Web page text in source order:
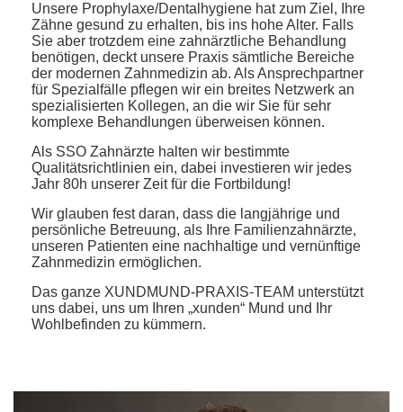
Unsere Prophylaxe/Dentalhygiene hat zum Ziel, Ihre
Zähne gesund zu erhalten, bis ins hohe Alter. Falls
Sie aber trotzdem eine zahnärztliche Behandlung
benötigen, deckt unsere Praxis sämtliche Bereiche
der modernen Zahnmedizin ab. Als Ansprechpartner
für Spezialfälle pflegen wir ein breites Netzwerk an
spezialisierten Kollegen, an die wir Sie für sehr
komplexe Behandlungen überweisen können.
Als SSO Zahnärzte halten wir bestimmte
Qualitätsrichtlinien ein, dabei investieren wir jedes
Jahr 80h unserer Zeit für die Fortbildung!
Wir glauben fest daran, dass die langjährige und
persönliche Betreuung, als Ihre Familienzahnärzte,
unseren Patienten eine nachhaltige und vernünftige
Zahnmedizin ermöglichen.
Das ganze XUNDMUND-PRAXIS-TEAM unterstützt
uns dabei, uns um Ihren „xunden“ Mund und Ihr
Wohlbefinden zu kümmern.